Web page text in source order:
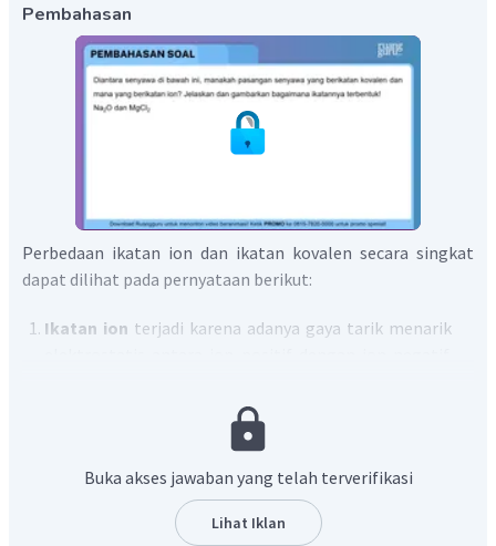
Pembahasan
Perbedaan ikatan ion dan ikatan kovalen secara singkat
dapat dilihat pada pernyataan berikut:
Ikatan ion terjadi karena adanya gaya tarik menarik
unsur-unsur non logam
merupakan ikatan yang terjadi
Ikatan kovalen biasanya dapat terjadi antaraunsur-
dengan unsur-unsur non logam
Buka akses jawaban yang telah terverifikasi
Lihat Iklan